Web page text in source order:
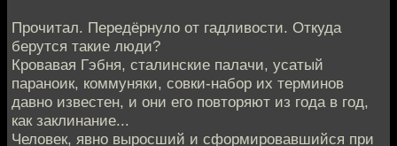
Прочитал. Передёрнуло от гадливости. Откуда
берутся такие люди?
Кровавая Гэбня, сталинские палачи, усатый
параноик, коммуняки, совки-набор их терминов
давно известен, и они его повторяют из года в год,
как заклинание...
Человек, явно выросший и сформировавшийся при